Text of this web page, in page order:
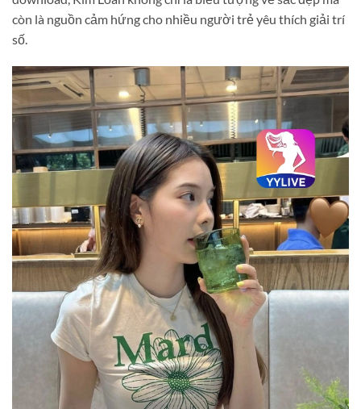
còn là nguồn cảm hứng cho nhiều người trẻ yêu thích giải trí
số.